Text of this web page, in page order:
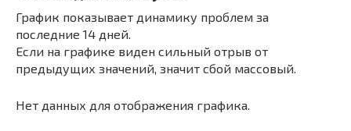
График показывает динамику проблем за
последние 14 дней.
Если на графике виден сильный отрыв от
предыдущих значений, значит сбой массовый.
Нет данных для отображения графика.